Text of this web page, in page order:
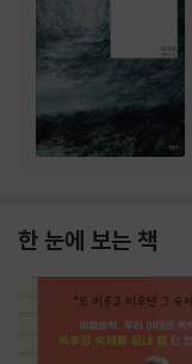
한 눈에 보는 책